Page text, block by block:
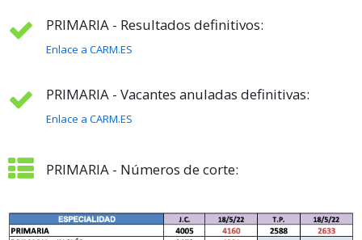
PRIMARIA - Resultados definitivos:
Enlace a CARM.ES
PRIMARIA - Vacantes anuladas definitivas:
Enlace a CARM.ES
PRIMARIA - Números de corte: